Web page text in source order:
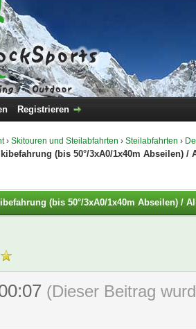
Registrieren
› Skitouren und Steilabfahrten › Steilabfahrten ›
(bis 50°/3xA0/1x40m Abseilen) /
(bis 50°/3xA0/1x40m Abseilen) /
(Dieser Beitrag